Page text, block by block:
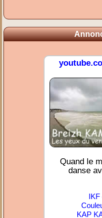
Quand le
danse
IKF
KAP